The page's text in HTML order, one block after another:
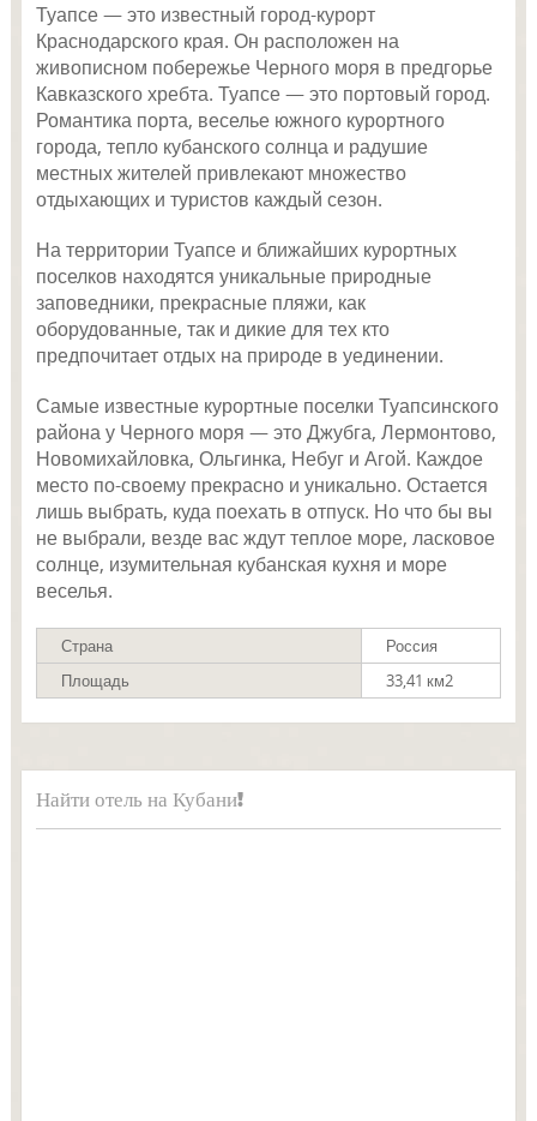
Туапсе — это известный город-курорт
Краснодарского края. Он расположен на
живописном побережье Черного моря в предгорье
Кавказского хребта. Туапсе — это портовый город.
Романтика порта, веселье южного курортного
города, тепло кубанского солнца и радушие
местных жителей привлекают множество
отдыхающих и туристов каждый сезон.
На территории Туапсе и ближайших курортных
поселков находятся уникальные природные
заповедники, прекрасные пляжи, как
оборудованные, так и дикие для тех кто
предпочитает отдых на природе в уединении.
Самые известные курортные поселки Туапсинского
района у Черного моря — это Джубга, Лермонтово,
Новомихайловка, Ольгинка, Небуг и Агой. Каждое
место по-своему прекрасно и уникально. Остается
лишь выбрать, куда поехать в отпуск. Но что бы вы
не выбрали, везде вас ждут теплое море, ласковое
солнце, изумительная кубанская кухня и море
веселья.
Страна
Россия
Площадь
33,41 км2
Найти отель на Кубани!